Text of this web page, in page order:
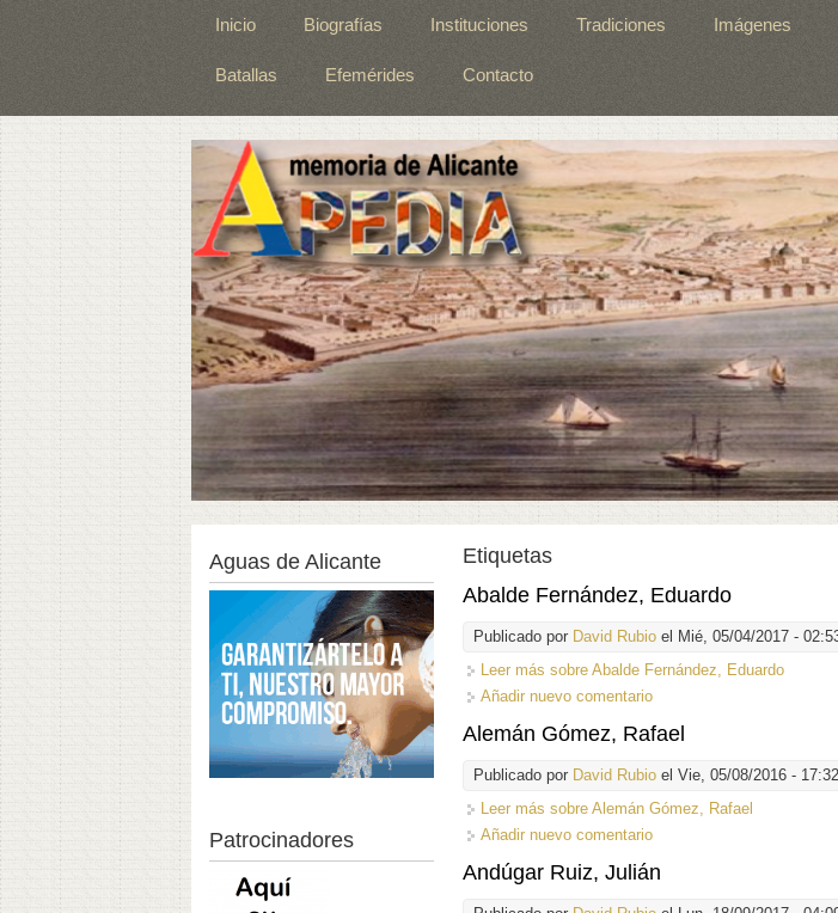
Inicio Biografías Instituciones Tradiciones Imágenes
Batallas Efemérides Contacto
Etiquetas
Abalde Fernández, Eduardo
Publicado por David Rubio el Mié, 05/04/2017 -
Leer más sobre Abalde Fernández, Eduardo
Añadir nuevo comentario
Alemán Gómez, Rafael
Publicado por David Rubio el Vie, 05/08/2016 - 17:32
Leer más sobre Alemán Gómez, Rafael
Añadir nuevo comentario
Andúgar Ruiz, Julián
Aguas de Alicante
Patrocinadores